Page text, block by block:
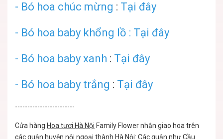
- Bó hoa chúc mừng : Tại đây
- Bó hoa baby khổng lồ : Tại đây
- Bó hoa baby xanh : Tại đây
- Bó hoa baby trắng : Tại đây
------------------------
Cửa hàng Hoa tươi Hà Nội Family Flower nhận giao hoa trên
các quận huyện nội ngoại thành Hà Nội: Các quận như Cầu